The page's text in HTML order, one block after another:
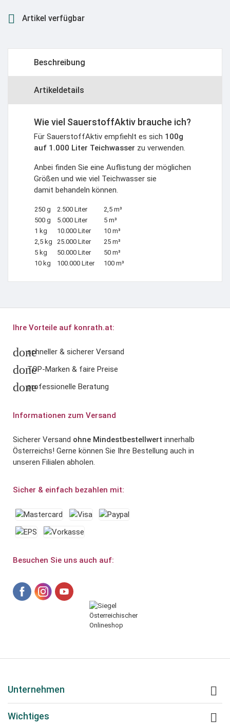
 Artikel verfügbar
Beschreibung
Artikeldetails
Wie viel SauerstoffAktiv brauche ich?
Für SauerstoffAktiv empfiehlt es sich 100g
auf 1.000 Liter Teichwasser zu verwenden.
Anbei finden Sie eine Auflistung der möglichen
Größen und wie viel Teichwasser sie
damit behandeln können.
250 g 2.500 Liter
2,5 m³
500 g
5.000 Liter
5 m³
1 kg
10.000 Liter
10 m³
2,5 kg
25.000 Liter
25 m³
5 kg
50.000 Liter
50 m³
10 kg
100.000 Liter 100 m³
Ihre Vorteile auf konrath.at:
doneschneller & sicherer Versand
doneTOP-Marken & faire Preise
doneprofessionelle Beratung
Informationen zum Versand
Sicherer Versand ohne Mindestbestellwert innerhalb
Österreichs! Gerne können Sie Ihre Bestellung auch in
unseren Filialen abholen.
Sicher & einfach bezahlen mit:
Besuchen Sie uns auch auf:
Unternehmen 
Wichtiges 